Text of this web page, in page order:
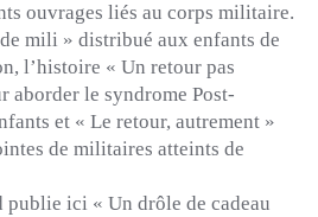
ouvrages liés au corps militaire.
mili » distribué aux enfants de
l’histoire « Un retour pas
aborder le syndrome Post-
et « Le retour, autrement »
de militaires atteints de
publie ici « Un drôle de cadeau